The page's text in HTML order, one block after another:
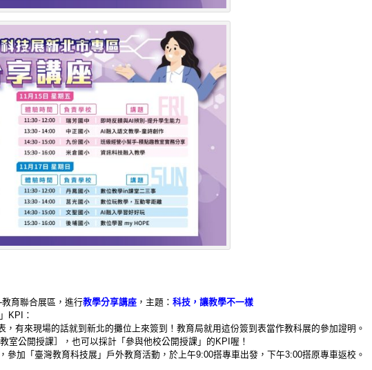
育聯合展區，進行教學分享講座，主題： 科技，讓教學不一樣
KPI：
有來現場的話就到新北的攤位上來簽到！教育局就用這份簽到表當作教科展的參加證明。
室公開授課］，也可以採計「參與他校公開授課」的KPI喔！
參加「臺灣教育科技展」戶外教育活動，於上午9:00搭專車出發，下午3:00搭原專車返校。